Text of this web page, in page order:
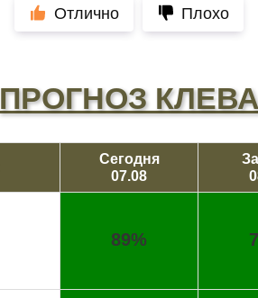
Отлично Плохо
ПРОГНОЗ
Сегодня
07.08
89%